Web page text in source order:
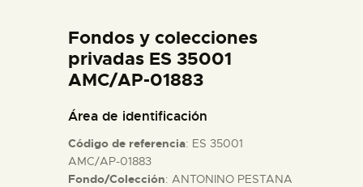
ESPAÑOL
ACTIVIDADES
Fondos y colecciones
privadas ES 35001
AMC/AP-01883
Área de identificación
Código de referencia: ES 35001
AMC/AP-01883
Fondo/Colección: ANTONINO PESTANA